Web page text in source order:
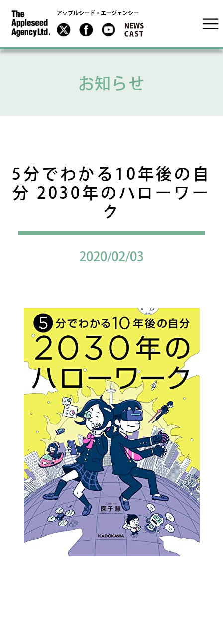
アップルシード・エージェンシー
お知らせ
5分でわかる10年後の自
分 2030年のハローワー
ク
2020/02/03